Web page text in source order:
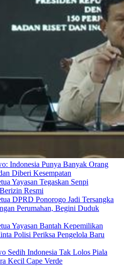
Indonesia Punya Banyak Orang
Diberi Kesempatan
Yayasan Tegaskan Senpi
Resmi
DPRD Ponorogo Jadi Tersangka
Perumahan, Begini Duduk
Yayasan Bantah Kepemilikan
Polisi Periksa Pengelola Baru
Sedih Indonesia Tak Lolos Piala
Kecil Cape Verde